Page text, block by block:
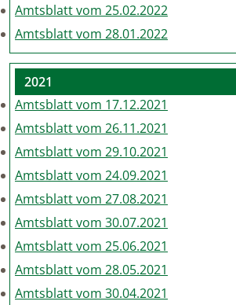
Amtsblatt vom 25.02.2022
Amtsblatt vom 28.01.2022
2021
Amtsblatt vom 17.12.2021
Amtsblatt vom 26.11.2021
Amtsblatt vom 29.10.2021
Amtsblatt vom 24.09.2021
Amtsblatt vom 27.08.2021
Amtsblatt vom 30.07.2021
Amtsblatt vom 25.06.2021
Amtsblatt vom 28.05.2021
Amtsblatt vom 30.04.2021